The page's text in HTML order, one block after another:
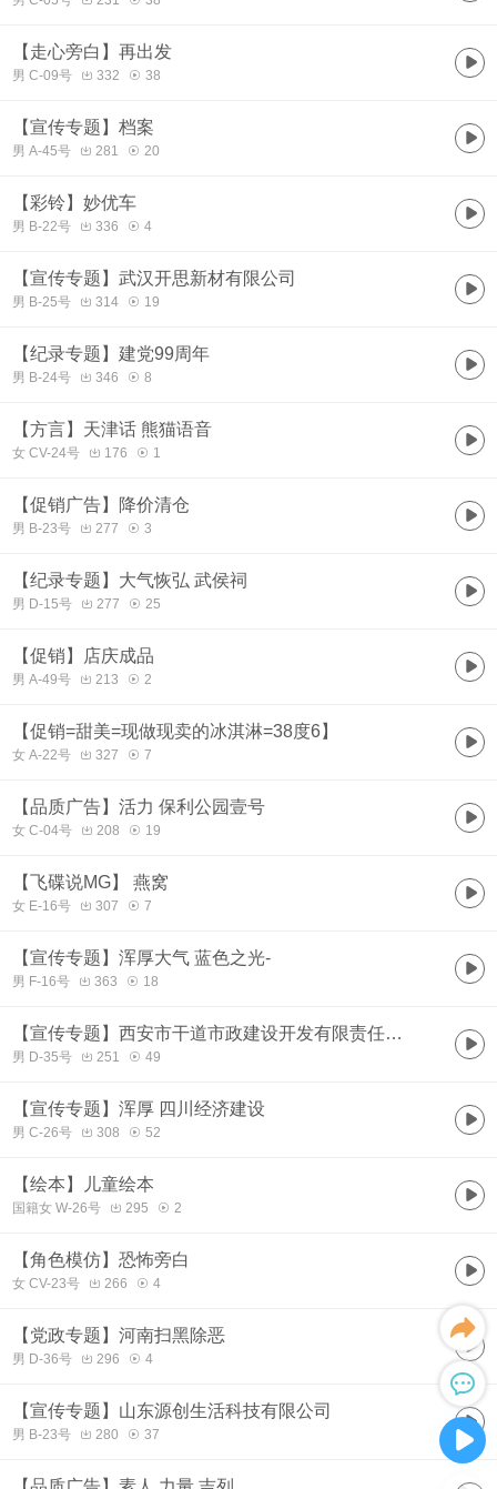
【走心旁白】再出发
男 C-09号 332 38
【宣传专题】档案
男 A-45号 281 20
【彩铃】妙优车
男 B-22号 336 4
【宣传专题】武汉开思新材有限公司
男 B-25号 314 19
【纪录专题】建党99周年
男 B-24号 346 8
【方言】天津话 熊猫语音
女 CV-24号 176 1
【促销广告】降价清仓
男 B-23号 277 3
【纪录专题】大气恢弘 武侯祠
男 D-15号 277 25
【促销】店庆成品
男 A-49号 213 2
【促销=甜美=现做现卖的冰淇淋=38度6】
女 A-22号 327 7
【品质广告】活力 保利公园壹号
女 C-04号 208 19
【飞碟说MG】 燕窝
女 E-16号 307 7
【宣传专题】浑厚大气 蓝色之光-
男 F-16号 363 18
【宣传专题】西安市干道市政建设开发有限责任公司
男 D-35号 251 49
【宣传专题】浑厚 四川经济建设
男 C-26号 308 52
【绘本】儿童绘本
国籍女 W-26号 295 2
【角色模仿】恐怖旁白
女 CV-23号 266 4
【党政专题】河南扫黑除恶
男 D-36号 296 4
【宣传专题】山东源创生活科技有限公司
男 B-23号 280 37